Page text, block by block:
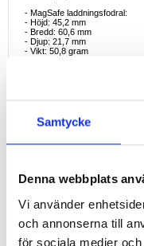
Samtycke
Denna webbplats
Vi använder
och annonserna till
för sociala medier
- MagSafe laddningsfodral:
- Höjd: 45,2 mm
- Bredd: 60,6 mm
- Djup: 21,7 mm
- Vikt: 50,8 gram
- Personligt anpassad volym
- Personaliserat spatialt ljud
- Anpassad Apple-drivrutin
Sensorer:
- Dubbla strålformande
- Sensor för huddetektering
- Accelerometer för